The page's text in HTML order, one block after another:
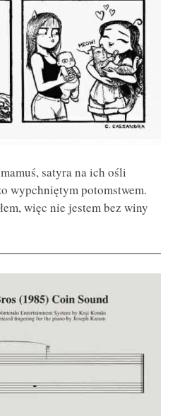
satyra na ich ośli
wypchniętym potomstwem.
więc nie jestem bez winy